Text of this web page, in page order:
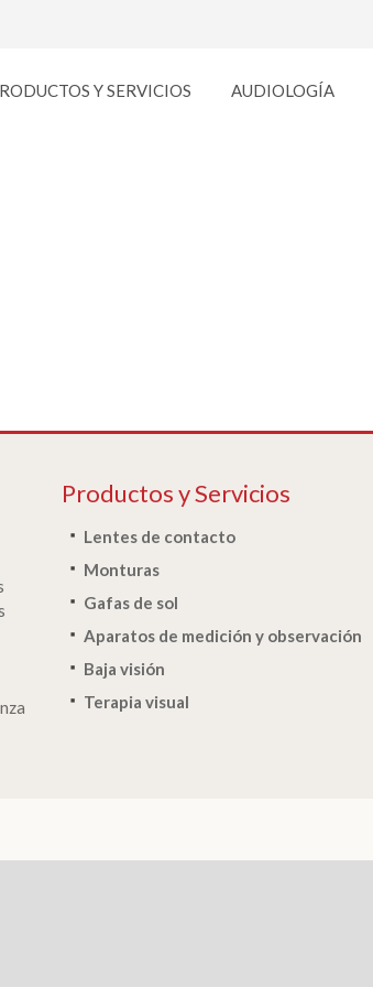
Y SERVICIOS AUDIOLOGÍA
Productos y Servicios
Lentes de contacto
Monturas
Gafas de sol
Aparatos de medición y observación
Baja visión
Terapia visual